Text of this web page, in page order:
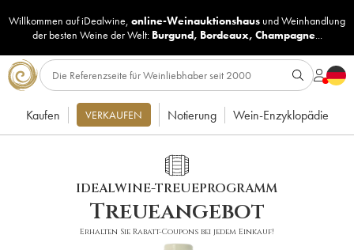
Willkommen auf iDealwine, online-Weinauktionshaus undWeinhandlung
der besten Weine der Welt: Burgund, Bordeaux, Champagne...
Kaufen VERKAUFEN Notierung Wein-Enzyklopädie
IDEALWINE-TREUEPROGRAMM
Treueangebot
Erhalten Sie Rabatt-Coupons bei jedem Einkauf!